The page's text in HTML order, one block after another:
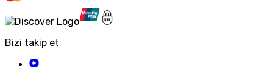
Bizi takip et